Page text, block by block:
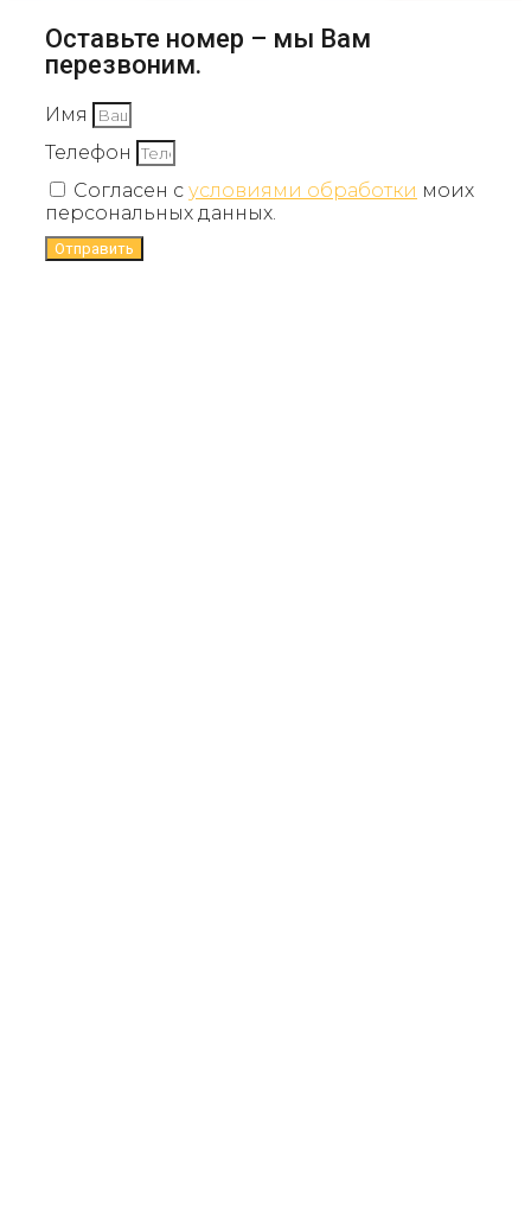
Оставьте номер – мы Вам
перезвоним.
Имя
Телефон
Согласен с условиями обработки моих
персональных данных.
Отправить